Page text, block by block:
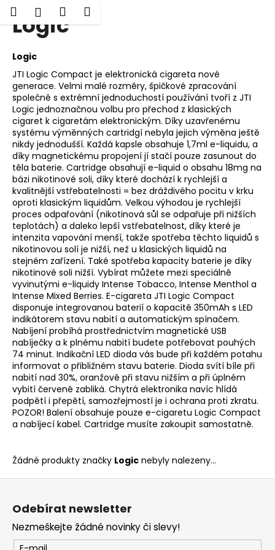
Přejít
HledatPřihlášení
Nákupní
košík
Logic
Logic
JTI Logic Compact je elektronická cigareta nové
generace. Velmi malé rozměry, špičkové zpracování
společně s extrémní jednoduchostí používání tvoří z JTI
Logic jednoznačnou volbu pro přechod z klasických
cigaret k cigaretám elektronickým. Díky uzavřenému
systému výměnných cartridgí nebyla jejich výměna ještě
nikdy jednodušší. Každá kapsle obsahuje 1,7ml e-liquidu, a
díky magnetickému propojení jí stačí pouze zasunout do
těla baterie. Cartridge obsahují e-liquid o obsahu 18mg na
bázi nikotinové soli, díky které dochází k rychlejší a
kvalitnější vstřebatelnosti = bez dráždivého pocitu v krku
oproti klasickým liquidům. Velkou výhodou je rychlejší
proces odpařování (nikotinová sůl se odpařuje při nižších
teplotách) a daleko lepší vstřebatelnost, díky které je
intenzita vapování menší, takže spotřeba těchto liquidů s
nikotinovou solí je nižší, než u klasických liquidů na
stejném zařízení. Také spotřeba kapacity baterie je díky
nikotinové soli nižší. Vybírat můžete mezi speciálně
vyvinutými e-liquidy Intense Tobacco, Intense Menthol a
Intense Mixed Berries. E-cigareta JTI Logic Compact
disponuje integrovanou baterií o kapacitě 350mAh s LED
indikátorem stavu nabití a automatickým spínačem.
Nabíjení probíhá prostřednictvím magnetické USB
nabíječky a k plnému nabití budete potřebovat pouhých
74 minut. Indikační LED dioda vás bude při každém potahu
informovat o přibližném stavu baterie. Dioda svítí bíle při
nabití nad 30%, oranžově při stavu nižším a při úplném
vybití červeně zabliká. Chytrá elektronika navíc hlídá
podpětí i přepětí, samozřejmostí je i ochrana proti zkratu.
POZOR! Balení obsahuje pouze e-cigaretu Logic Compact
a nabíjecí kabel. Cartridge musíte zakoupit samostatně.
Žádné produkty značky Logic nebyly nalezeny...
o Zpět
Zpět
C
o
p
o
t
ř
e
b
u
j
e
t
e
n
a
j
í
t
?
HLEDAT
o
o
r
u
Z
Odebírat newsletter
Nezmeškejte žádné novinky či slevy!